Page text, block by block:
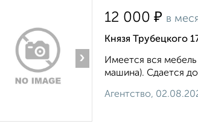
›
12 000 ₽ в
Князя Трубецкого
Имеется вся
машина). Сдается
Агентство,